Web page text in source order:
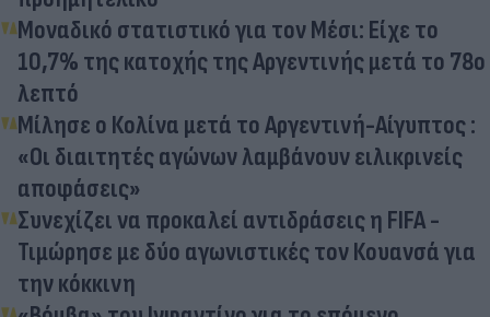
Μοναδικό στατιστικό για τον Μέσι: Είχε το
10,7% της κατοχής της Αργεντινής μετά το 78ο
λεπτό
Μίλησε ο Κολίνα μετά το Αργεντινή-Αίγυπτος :
«Οι διαιτητές αγώνων λαμβάνουν ειλικρινείς
αποφάσεις»
Συνεχίζει να προκαλεί αντιδράσεις η FIFA -
Τιμώρησε με δύο αγωνιστικές τον Κουανσά για
την κόκκινη